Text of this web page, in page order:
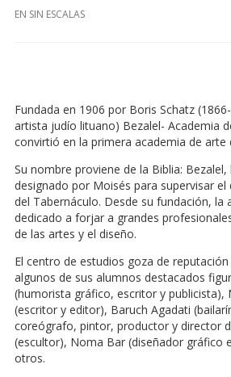
EN SIN ESCALAS
Fundada en 1906 por Boris Schatz
artista judío lituano) Bezalel- Academia
convirtió en la primera academia de arte
Su nombre proviene de la Biblia:
designado por Moisés para supervisar
del Tabernáculo. Desde su fundación, la
dedicado a forjar a grandes
de las artes y el diseño.
El centro de estudios goza de
algunos de sus alumnos destacados
(humorista gráfico, escritor y publicista),
(escritor y editor), Baruch Agadati
coreógrafo, pintor, productor y director
(escultor), Noma Bar (diseñador gráfico
otros.